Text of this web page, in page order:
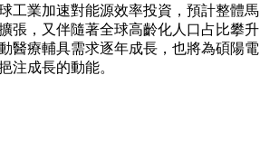
工業加速對能源效率投資，預計整體馬
張，又伴隨著全球高齡化人口占比攀升
醫療輔具需求逐年成長，也將為碩陽電
注成長的動能。